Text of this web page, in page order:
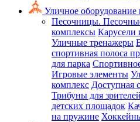
Уличное
Песочницы.
комплексы Карусели
Уличные тренажеры
спортивная полоса
для парка
Игровые элементы
комплекс Доступная
Трибуны для зрителей
детских площадок
на пружине